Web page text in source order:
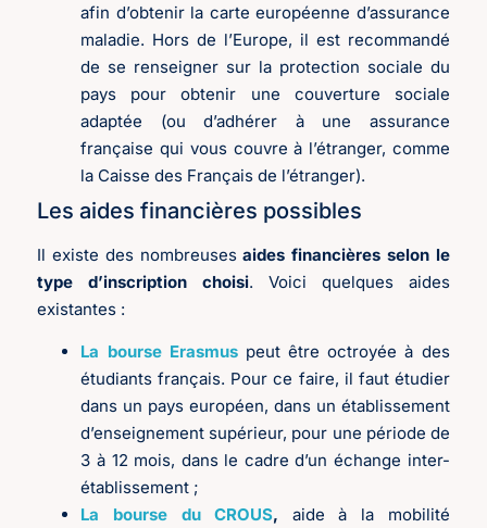
afin d’obtenir la carte européenne d’assurance
maladie. Hors de l’Europe, il est recommandé
de se renseigner sur la protection sociale du
pays pour obtenir une couverture sociale
adaptée (ou d’adhérer à une assurance
française qui vous couvre à l’étranger, comme
la Caisse des Français de l’étranger).
Les aides financières possibles
Il existe des nombreusesaides financières selon le
type d’inscription choisi. Voici quelques aides
existantes :
La bourse Erasmuspeut être octroyée à des
étudiants français. Pour ce faire, il faut étudier
dans un pays européen, dans un établissement
d’enseignement supérieur, pour une période de
3 à 12 mois, dans le cadre d’un échange inter-
établissement ;
La bourse du CROUS, aide à la mobilité